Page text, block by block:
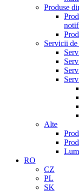
Produse
Servicii
Alte
RO
CZ
PL
SK